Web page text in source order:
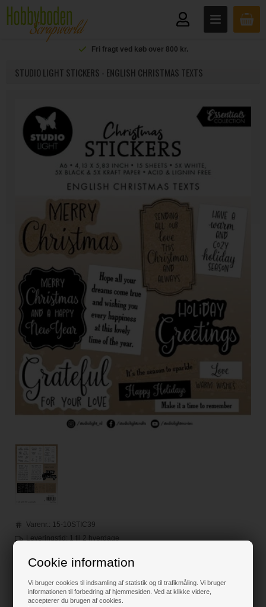
Cookie information
Vi bruger cookies til indsamling af statistik og til trafikmåling. Vi bruger
informationen til forbedring af hjemmesiden. Ved at klikke videre,
accepterer du brugen af cookies.
Fri fragt ved køb over 800 kr.
STUDIO LIGHT STICKERS - ENGLISH CHRISTMAS TEXTS
Varenr.: 15-10STIC39
Leveringstid: 1 til 2 hverdage